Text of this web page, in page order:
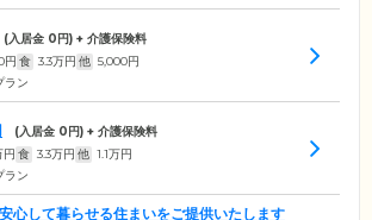
(入居金 0円) + 介護保険料
円 食 3.3万円 他 5,000円
ラン
(入居金 0円) + 介護保険料
円 食 3.3万円 他 1.1万円
ラン
心して暮らせる住まいをご提供いたします